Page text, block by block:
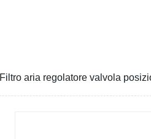
Filtro aria regolatore valvola